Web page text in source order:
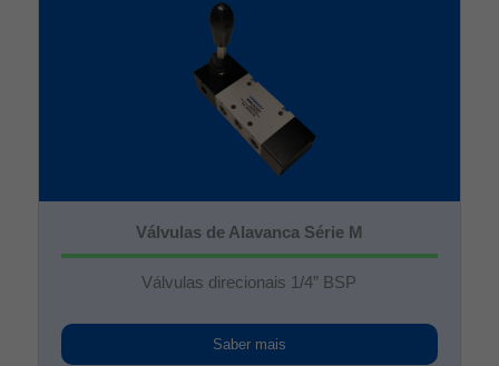
Válvulas de Alavanca Série M
Válvulas direcionais 1/4” BSP
Saber mais